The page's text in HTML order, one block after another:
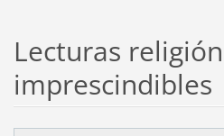
Lecturas religión
imprescindibles